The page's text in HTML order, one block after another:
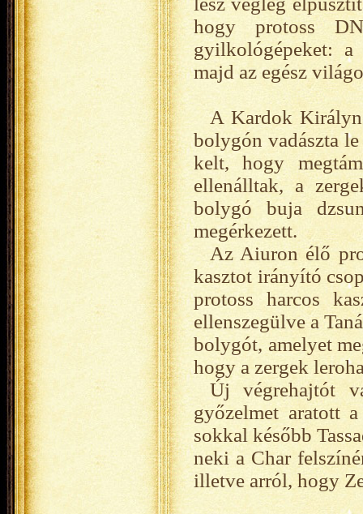
hogy protoss
gyilkológépeket:
majd az egész
A Kardok
bolygón vadászta
kelt, hogy
ellenálltak, a
bolygó buja
megérkezett.
Az Aiuron élő
kasztot irányító
protoss harcos
ellenszegülve a
bolygót, amelyet
hogy a zergek
Új végrehajtót
győzelmet aratott
sokkal később
neki a Char
illetve arról, hogy